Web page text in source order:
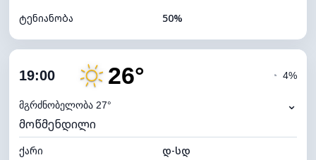
ტენიანობა
50%
ღრუბლიანობა
ნამის წერტილი
ხილვადობა
განათების ინდექსი 7 (ნათელი)
19:00 26°
მგრძნობელობა 27°
◔ 4%
⌄
მოწმენდილი
ქარი
დ-სდ